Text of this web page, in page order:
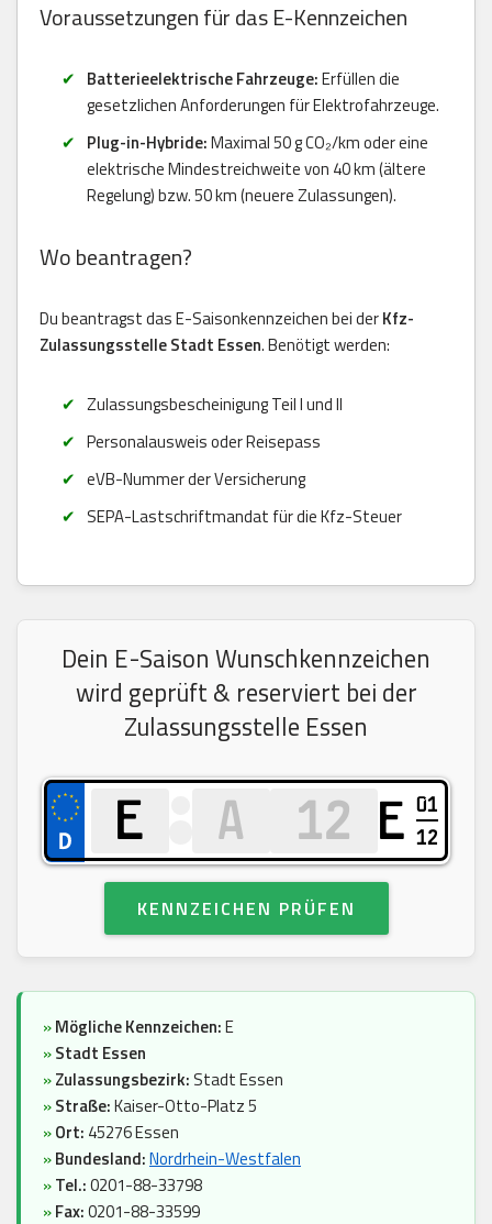
Voraussetzungen für das E-Kennzeichen
Batterieelektrische Fahrzeuge:Erfüllen die
gesetzlichen Anforderungen für Elektrofahrzeuge.
Plug-in-Hybride:Maximal 50 g CO₂/km oder eine
elektrische Mindestreichweite von 40 km (ältere
Regelung) bzw. 50 km (neuere Zulassungen).
Wo beantragen?
Du beantragst das E-Saisonkennzeichen bei derKfz-
Zulassungsstelle Stadt Essen. Benötigt werden:
Zulassungsbescheinigung Teil I und II
Personalausweis oder Reisepass
eVB-Nummer der Versicherung
SEPA-Lastschriftmandat für die Kfz-Steuer
Dein E-Saison Wunschkennzeichen
wird geprüft & reserviert bei der
Zulassungsstelle Essen
E 01
12
KENNZEICHEN PRÜFEN
»Mögliche Kennzeichen:E
»Stadt Essen
»Zulassungsbezirk: Stadt Essen
»Straße:Kaiser-Otto-Platz 5
»Ort: 45276 Essen
»Bundesland:Nordrhein-Westfalen
»Tel.:0201-88-33798
»Fax:0201-88-33599